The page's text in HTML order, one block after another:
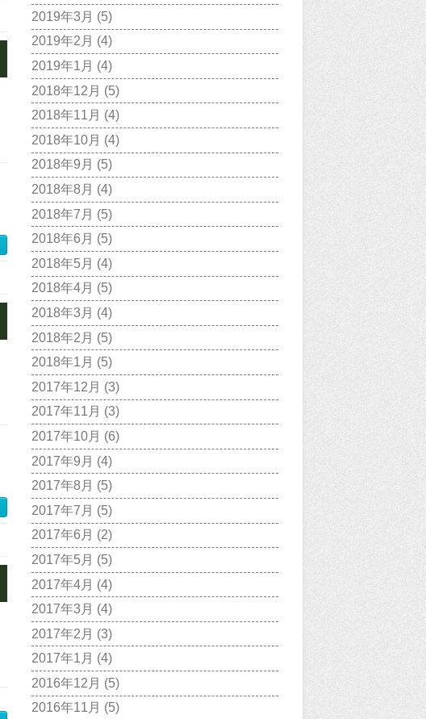
2019年3月 (5)
2019年2月 (4)
2019年1月 (4)
2018年12月 (5)
2018年11月 (4)
2018年10月 (4)
2018年9月 (5)
2018年8月 (4)
2018年7月 (5)
2018年6月 (5)
2018年5月 (4)
2018年4月 (5)
2018年3月 (4)
2018年2月 (5)
2018年1月 (5)
2017年12月 (3)
2017年11月 (3)
2017年10月 (6)
2017年9月 (4)
2017年8月 (5)
2017年7月 (5)
2017年6月 (2)
2017年5月 (5)
2017年4月 (4)
2017年3月 (4)
2017年2月 (3)
2017年1月 (4)
2016年12月 (5)
2016年11月 (5)